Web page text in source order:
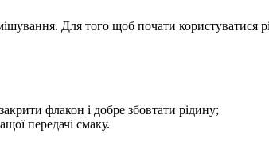
Для того щоб почати користуватися
флакон і добре збовтати рідину;
передачі смаку.